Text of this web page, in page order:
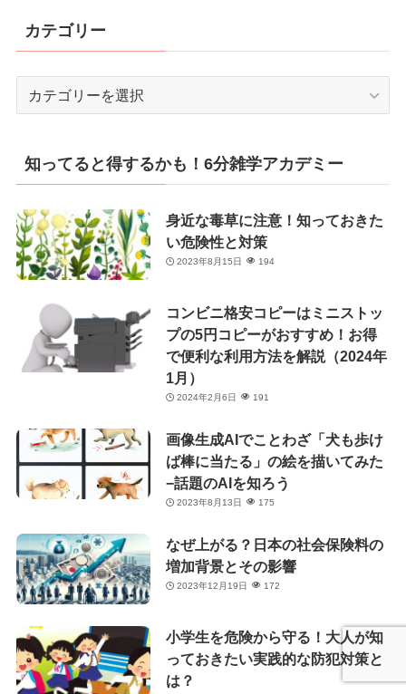
カテゴリー
リ
ー
知ってると得するかも！6分雑学アカデミー
身近な毒草に注意！知っておきた
い危険性と対策
2023年8月15日 194
コンビニ格安コピーはミニストッ
プの5円コピーがおすすめ！お得
で便利な利用方法を解説（2024年
1月）
2024年2月6日 191
画像生成AIでことわざ「犬も歩け
ば棒に当たる」の絵を描いてみた
−話題のAIを知ろう
2023年8月13日 175
なぜ上がる？日本の社会保険料の
増加背景とその影響
2023年12月19日 172
小学生を危険から守る！大人が知
っておきたい実践的な防犯対策と
は？